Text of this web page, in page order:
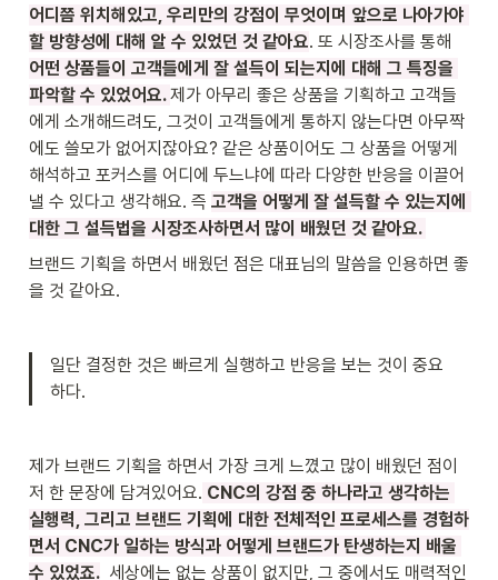
어디쯤 위치해있고, 우리만의 강점이 무엇이며 앞으로 나아가야
할 방향성에 대해 알 수 있었던 것 같아요
어떤 상품들이 고객들에게 잘 설득이 되는지에 대해 그 특징을
파악할 수 있었어요. 제가 아무리 좋은 상품을 기획하고 고객들
에게 소개해드려도, 그것이 고객들에게 통하지 않는다면 아무짝
에도 쓸모가 없어지잖아요? 같은 상품이어도 그 상품을 어떻게
해석하고 포커스를 어디에 두느냐에 따라 다양한 반응을 이끌어
낼 수 있다고 생각해요. 즉 고객을 어떻게 잘 설득할 수 있는지에
대한 그 설득법을 시장조사하면서 많이 배웠던 것 같아요.
브랜드 기획을 하면서 배웠던 점은 대표님의 말씀을 인용하면 좋
을 것 같아요.
일단 결정한 것은 빠르게 실행하고 반응을 보는 것이 중요
하다.
제가 브랜드 기획을 하면서 가장 크게 느꼈고 많이 배웠던 점이
저 한 문장에 담겨있어요. CNC의 강점 중 하나라고 생각하는
실행력, 그리고 브랜드 기획에 대한 전체적인 프로세스를 경험하
면서 CNC가 일하는 방식과 어떻게 브랜드가 탄생하는지 배울
수 있었죠.
  세상에는 없는 상품이 없지만, 그 중에서도 매력적인